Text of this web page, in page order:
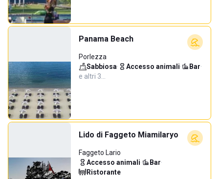
Panama Beach
Porlezza
Sabbiosa· Accesso animali· Bar·
e altri 3…
Lido di Faggeto Miamilaryo
Faggeto Lario
Accesso animali· Bar·
Ristorante